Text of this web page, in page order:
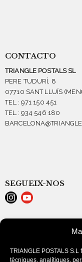
TRIANGLE POSTALS
tècniques, analítiques,
CONTACTO
TRIANGLE POSTALS SL
PERE TUDURÍ, 8
07710 SANT LLUÍS
TEL.: 971 150 451
TEL.: 934 546 180
SEGUEIX-NOS
POLÍTICA DE
CONDICIONES DE